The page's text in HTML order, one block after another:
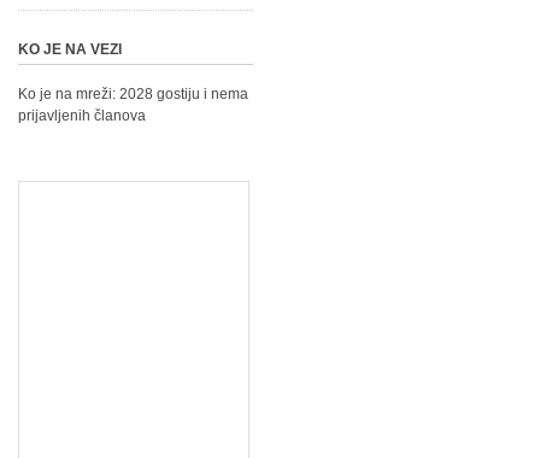
KO JE NA VEZI
Ko je na mreži: 2028 gostiju i nema
prijavljenih članova